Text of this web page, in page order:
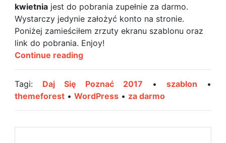
kwietniajest do pobrania zupełnie za darmo.
Wystarczy jedynie założyć konto na stronie.
Poniżej zamieściłem zrzuty ekranu szablonu oraz
link do pobrania. Enjoy!
Continue readingSchludny
i
ładny
szablon
200zł
Tagi: Daj Się Poznać 2017 •szablon •
themeforest• WordPress• za darmo